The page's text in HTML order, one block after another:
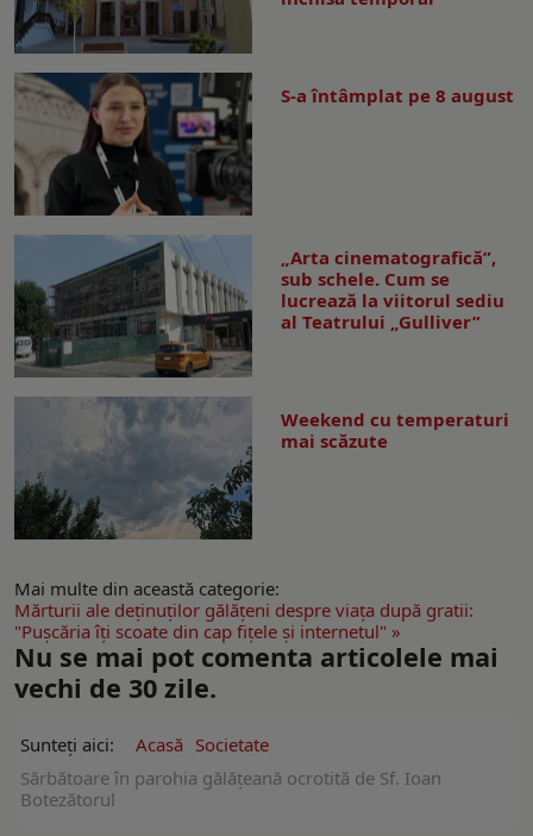
S-a întâmplat pe 8 august
„Arta cinematografică”,
sub schele. Cum se
lucrează la viitorul sediu
al Teatrului „Gulliver”
Weekend cu temperaturi
mai scăzute
Mai multe din această categorie:
Mărturii ale deţinuţilor gălăţeni despre viaţa după gratii:
"Puşcăria îţi scoate din cap fiţele şi internetul" »
Nu se mai pot comenta articolele mai
vechi de 30 zile.
Sunteți aici: Acasă Societate
Sărbătoare în parohia gălăţeană ocrotită de Sf. Ioan
Botezătorul